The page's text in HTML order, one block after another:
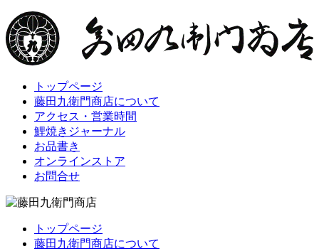
トップページ
藤田九衛門商店について
アクセス・営業時間
鯉焼きジャーナル
お品書き
オンラインストア
お問合せ
トップページ
藤田九衛門商店について